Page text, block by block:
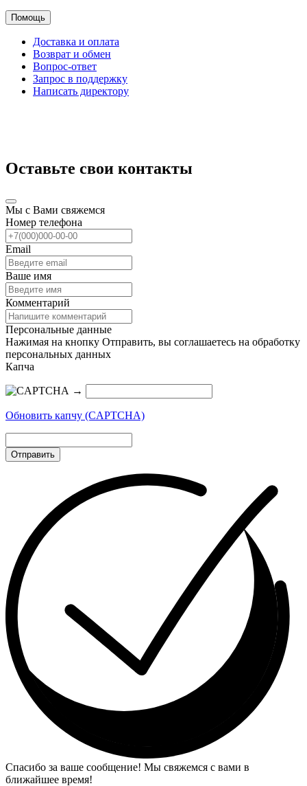
Помощь
Доставка и оплата
Возврат и обмен
Вопрос-ответ
Запрос в поддержку
Написать директору
Оставьте свои контакты
Мы с Вами свяжемся
Номер телефона
Email
Ваше имя
Комментарий
Персональные данные
Нажимая на кнопку Отправить, вы соглашаетесь на обработку
персональных данных
Капча
→
Обновить капчу (CAPTCHA)
Отправить
Спасибо за ваше сообщение! Мы свяжемся с вами в
ближайшее время!